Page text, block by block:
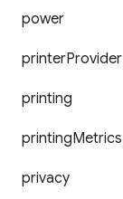
power
printerProvider
printing
printingMetrics
privacy